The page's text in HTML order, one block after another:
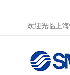
欢迎光临上